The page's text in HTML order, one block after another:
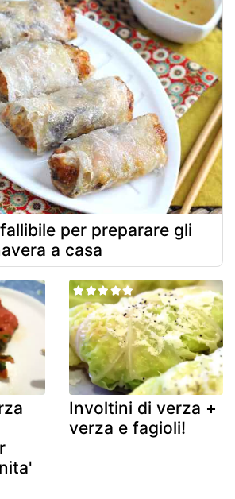
per preparare gli
a casa
Involtini di verza +
verza e fagioli!